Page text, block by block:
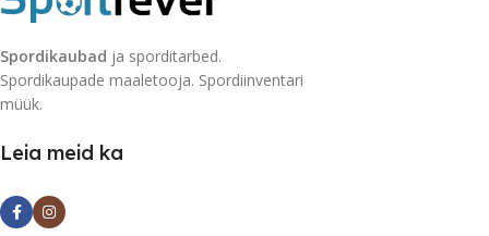
Spordikaubad ja sporditarbed.
Spordikaupade maaletooja. Spordiinventari
müük.
Leia meid ka